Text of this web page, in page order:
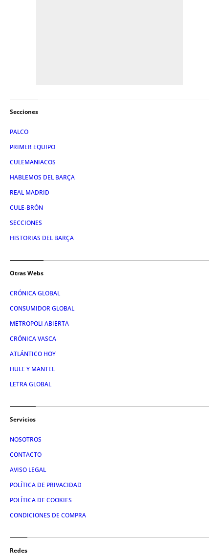
Secciones
PALCO
PRIMER EQUIPO
CULEMANIACOS
HABLEMOS DEL BARÇA
REAL MADRID
CULE-BRÓN
SECCIONES
HISTORIAS DEL BARÇA
Otras Webs
CRÓNICA GLOBAL
CONSUMIDOR GLOBAL
METROPOLI ABIERTA
CRÓNICA VASCA
ATLÁNTICO HOY
HULE Y MANTEL
LETRA GLOBAL
Servicios
NOSOTROS
CONTACTO
AVISO LEGAL
POLÍTICA DE PRIVACIDAD
POLÍTICA DE COOKIES
CONDICIONES DE COMPRA
Redes